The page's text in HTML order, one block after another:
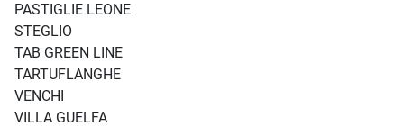
PASTIGLIE LEONE
STEGLIO
TAB GREEN LINE
TARTUFLANGHE
VENCHI
VILLA GUELFA